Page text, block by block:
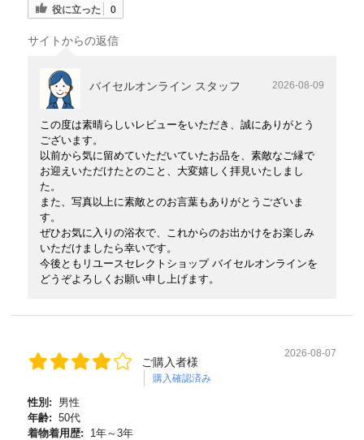
役に立った 0
サイトからの返信
バイセルオンライン スタッフ 2026-08-09
この度は素晴らしいレビューをいただき、誠にありがとう
ございます。
以前から気に留めていただいていたお品を、素敵なご縁で
お迎えいただけたとのこと、大変嬉しく拝見いたしまし
た。
また、写真以上に素敵とのお言葉もありがとうございま
す。
ぜひお気に入りの浴衣で、これからのお出かけをお楽しみ
いただけましたら幸いです。
今後ともリユースセレクトショップ バイセルオンラインを
どうぞよろしくお願い申し上げます。
ご購入者様
購入確認済み
2026-08-07
性別:
男性
年齢: 50代
着物着用歴:
1年～3年